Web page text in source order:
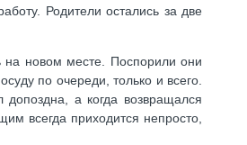
Родители остались за две
на новом месте. Поспорили они
по очереди, только и всего.
а когда возвращался
всегда приходится непросто,